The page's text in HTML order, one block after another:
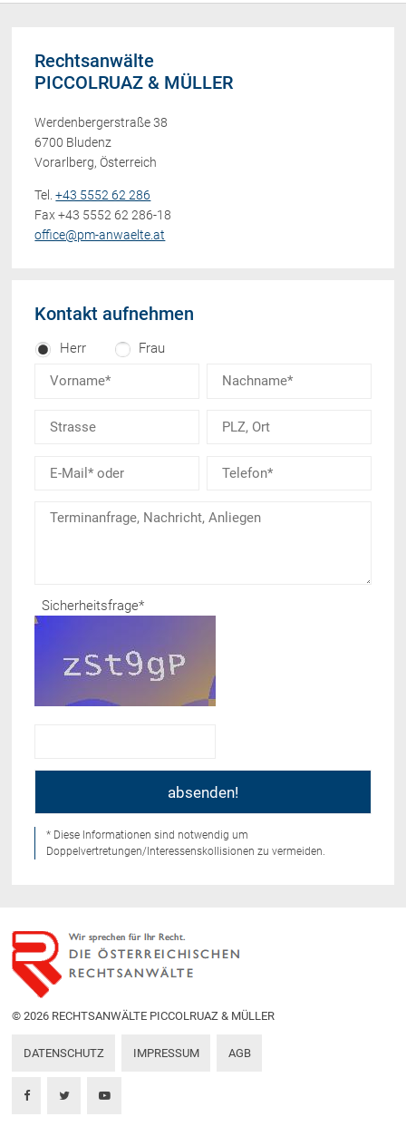
Rechtsanwälte
PICCOLRUAZ & MÜLLER
Werdenbergerstraße 38
6700 Bludenz
Vorarlberg, Österreich
Tel.+43 5552 62 286
Fax +43 5552 62 286-18
office@pm-anwaelte.at
Kontakt aufnehmen
Herr Frau
Sicherheitsfrage*
* Diese Informationen sind notwendig um
Doppelvertretungen/Interessenskollisionen zu vermeiden.
© 2026 RECHTSANWÄLTE PICCOLRUAZ & MÜLLER
DATENSCHUTZ IMPRESSUM AGB